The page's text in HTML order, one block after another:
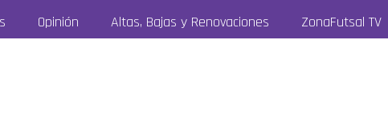
Opinión Altas, Bajas y Renovaciones ZonaFutsal TV